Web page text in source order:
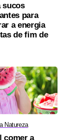
sucos
para
a energia
de fim de
Natureza
comer a